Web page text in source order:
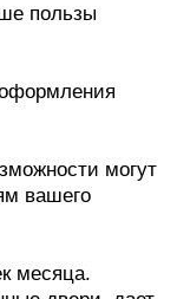
пользы
могут
вашего
месяца.